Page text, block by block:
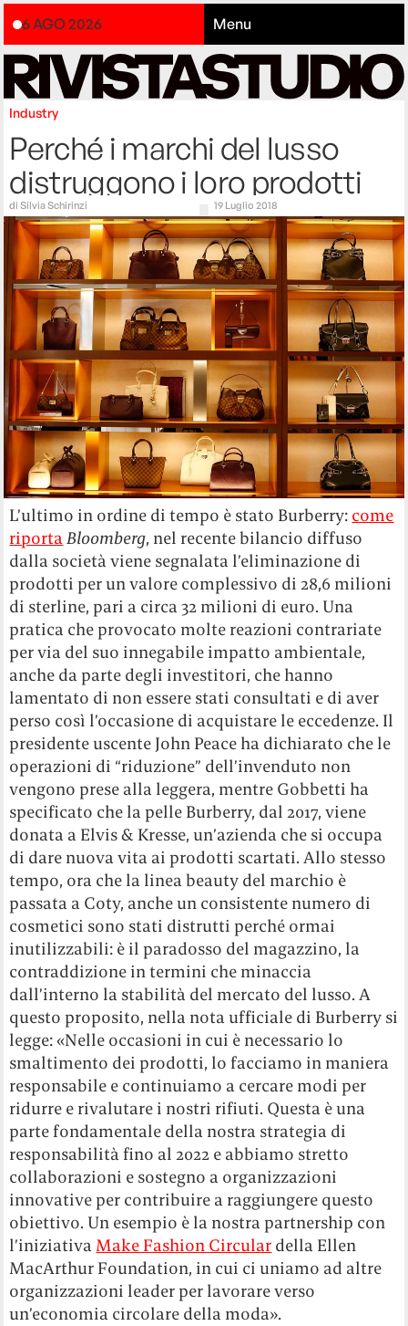
6 AGO 2026 Menu
Industry
Perché i marchi del lusso
distruggono i loro prodotti
diSilvia Schirinzi 19 Luglio 2018
L’ultimo in ordine di tempo è stato Burberry: come
riportaBloomberg, nel recente bilancio diffuso
dalla società viene segnalata l’eliminazione di
prodotti per un valore complessivo di 28,6 milioni
di sterline, pari a circa 32 milioni di euro. Una
pratica che provocato molte reazioni contrariate
per via del suo innegabile impatto ambientale,
anche da parte degli investitori, che hanno
lamentato di non essere stati consultati e di aver
perso così l’occasione di acquistare le eccedenze. Il
presidente uscente John Peace ha dichiarato che le
operazioni di “riduzione” dell’invenduto non
vengono prese alla leggera, mentre Gobbetti ha
specificato che la pelle Burberry, dal 2017, viene
donata a Elvis & Kresse, un’azienda che si occupa
di dare nuova vita ai prodotti scartati. Allo stesso
tempo, ora che la linea beauty del marchio è
passata a Coty, anche un consistente numero di
cosmetici sono stati distrutti perché ormai
inutilizzabili: è il paradosso del magazzino, la
contraddizione in termini che minaccia
dall’interno la stabilità del mercato del lusso. A
questo proposito, nella nota ufficiale di Burberry si
legge: «Nelle occasioni in cui è necessario lo
smaltimento dei prodotti, lo facciamo in maniera
responsabile e continuiamo a cercare modi per
ridurre e rivalutare i nostri rifiuti. Questa è una
parte fondamentale della nostra strategia di
responsabilità fino al 2022 e abbiamo stretto
collaborazioni e sostegno a organizzazioni
innovative per contribuire a raggiungere questo
obiettivo. Un esempio è la nostra partnership con
l’iniziativaMake Fashion Circular della Ellen
MacArthur Foundation, in cui ci uniamo ad altre
organizzazioni leader per lavorare verso
un’economia circolare della moda».